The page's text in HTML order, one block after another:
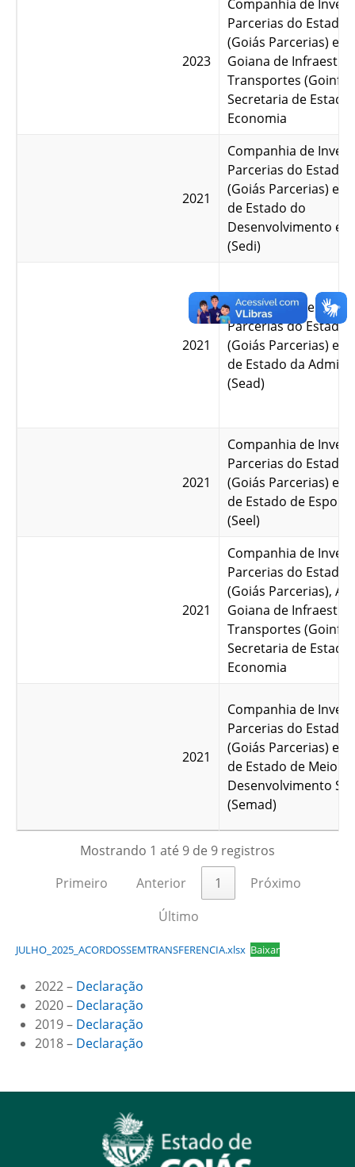
2023
Companhia de
Parcerias do Estado
(Goiás Parcerias) e
Goiana de
Transportes
Secretaria de Estado
Economia
2021
Companhia de
Parcerias do Estado
(Goiás Parcerias) e
de Estado do
Desenvolvimento e
(Sedi)
2021
Companhia de
Parcerias do Estado
(Goiás Parcerias) e
de Estado da
(Sead)
2021
Companhia de
Parcerias do Estado
(Goiás Parcerias) e
de Estado de
(Seel)
2021
Companhia de
Parcerias do Estado
(Goiás Parcerias),
Goiana de
Transportes
Secretaria de Estado
Economia
2021
Companhia de
Parcerias do Estado
(Goiás Parcerias) e
de Estado de Meio
Desenvolvimento
(Semad)
Mostrando 1 até 9 de 9 registros
Primeiro
Anterior 1
Próximo
Último
JULHO_2025_ACORDOSSEMTRANSFERENCIA.xlsx Baixar
2022 – Declaração
2020 – Declaração
2019 – Declaração
2018 – Declaração